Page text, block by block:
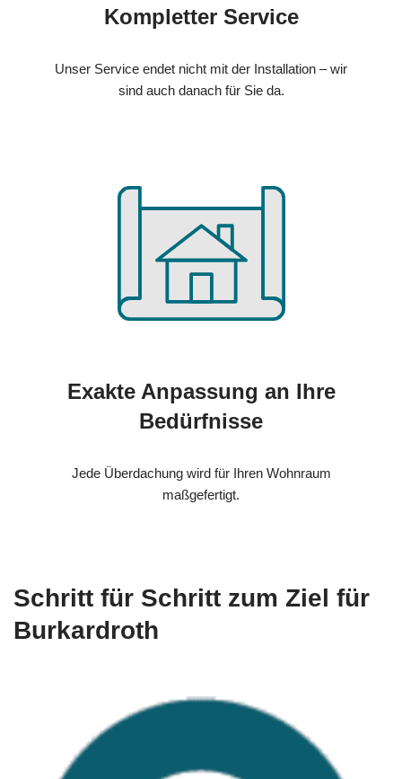
Kompletter Service
Unser Service endet nicht mit der Installation – wir
sind auch danach für Sie da.
Exakte Anpassung an Ihre
Bedürfnisse
Jede Überdachung wird für Ihren Wohnraum
maßgefertigt.
Schritt für Schritt zum Ziel für
Burkardroth